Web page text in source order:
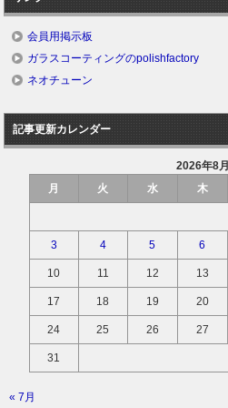
会員用掲示板
ガラスコーティングのpolishfactory
ネオチューン
記事更新カレンダー
2026年8月
月
火 水 木
3 4 5 6
10 11 12 13
17 18 19 20
24 25 26 27
31
« 7月